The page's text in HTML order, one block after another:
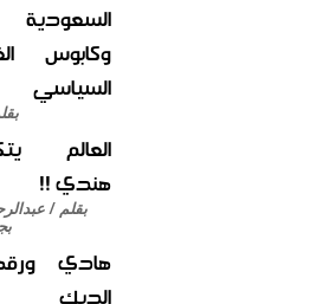
السعودية
وكابوس
السياسي
العالم
هندي !!
بقلم /
هادي
الديك